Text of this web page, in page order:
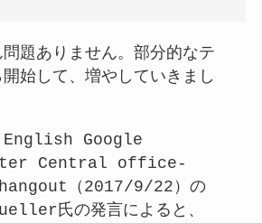
問題ありません。部分的なテ
始して、増やしていきまし
English Google
Central office-
（2017/9/22）の
氏の発言によると、